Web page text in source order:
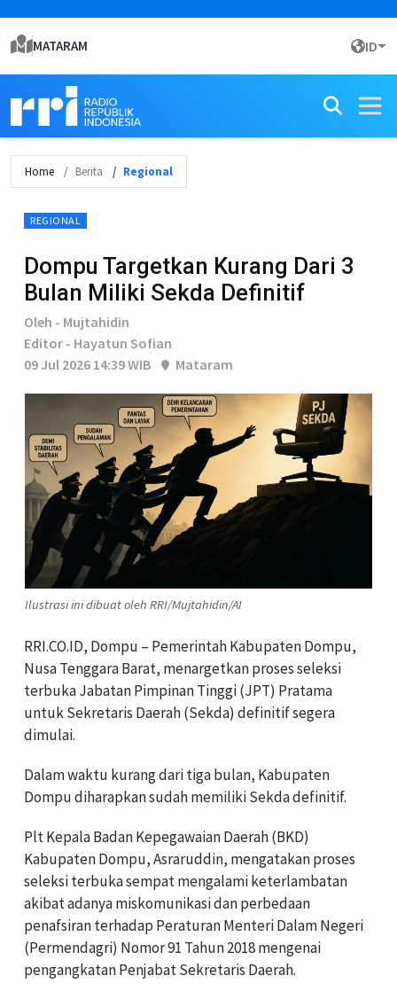
MATARAM ID
Home Berita Regional
REGIONAL
Dompu Targetkan Kurang Dari 3
Bulan Miliki Sekda Definitif
Oleh - Mujtahidin
Editor - Hayatun Sofian
09 Jul 2026 14:39 WIB
Mataram
Ilustrasi ini dibuat oleh RRI/Mujtahidin/AI
RRI.CO.ID, Dompu – Pemerintah Kabupaten Dompu,
Nusa Tenggara Barat, menargetkan proses seleksi
terbuka Jabatan Pimpinan Tinggi (JPT) Pratama
untuk Sekretaris Daerah (Sekda) definitif segera
dimulai.
Dalam waktu kurang dari tiga bulan, Kabupaten
Dompu diharapkan sudah memiliki Sekda definitif.
Plt Kepala Badan Kepegawaian Daerah (BKD)
Kabupaten Dompu, Asraruddin, mengatakan proses
seleksi terbuka sempat mengalami keterlambatan
akibat adanya miskomunikasi dan perbedaan
penafsiran terhadap Peraturan Menteri Dalam Negeri
(Permendagri) Nomor 91 Tahun 2018 mengenai
pengangkatan Penjabat Sekretaris Daerah.